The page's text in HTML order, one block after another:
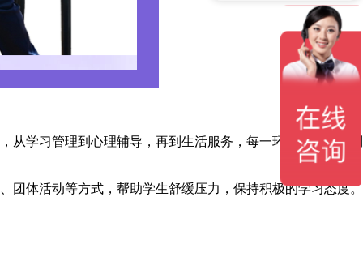
学习管理到心理辅导，再到生活服务，每一环节都力求做到
团体活动等方式，帮助学生舒缓压力，保持积极的学习态度。